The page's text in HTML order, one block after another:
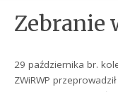
Zebranie
29 października br.
ZWiRWP